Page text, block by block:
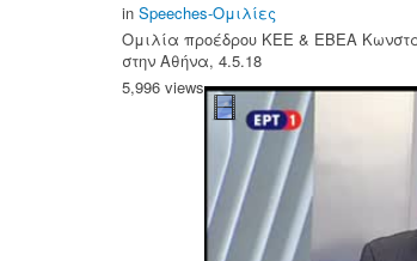
in Speeches-Ομιλίες
Ομιλία προέδρου ΚΕΕ & ΕΒΕΑ
στην Αθήνα, 4.5.18
5,996 views